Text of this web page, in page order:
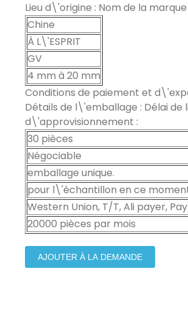
Lieu d\'origine : Nom de la
Chine
À L\'ESPRIT
GV
4 mm à 20 mm
Conditions de paiement et
Détails de l\'emballage : Délai de
d\'approvisionnement :
30 pièces
Négociable
emballage unique.
pour l\'échantillon en ce
Western Union, T/T, Ali payer,
20000 pièces par mois
AJOUTER À LA DEMANDE